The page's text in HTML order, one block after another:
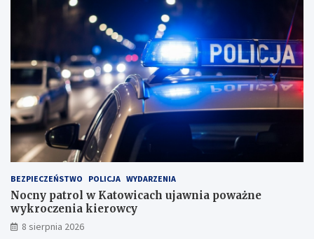
BEZPIECZEŃSTWO POLICJA WYDARZENIA
Nocny patrol w Katowicach ujawnia poważne
wykroczenia kierowcy
8 sierpnia 2026